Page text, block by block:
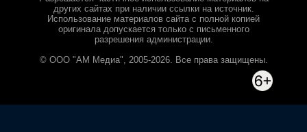
других сайтах при наличии ссылки на источник.
Использование материалов сайта с полной копией
оригинала допускается только с письменного
разрешения администрации.
© ООО "АМ Медиа", 2005-2026. Все права защищены.